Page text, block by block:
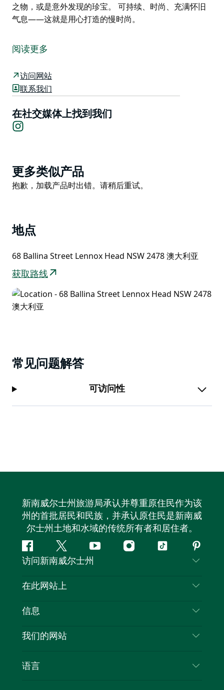
之物，或是意外发现的珍宝。 可持续、时尚、充满怀旧
气息——这就是用心打造的慢时尚。
斯角 (Lennox Head) 的 Thread Softly Vintage 就像一座
宝库，汇集了来自四面八方的精选复古和二手时尚单品。
浏览精心挑选的优质服装、鞋履、包袋和珠宝系列——每
一件单品都因其魅力、个性和隽永的风格而备受青睐。无
论您是在寻找复古的潮流单品、充满历史感的设计师手
袋，还是一件别致的配饰来完善您的造型，您都能找到心
仪之选。
临，与友好的团队洽谈，让他们帮您找到心仪之物，或是
意外发现的珍宝。
阅读更多
访问网站
联系我们
在社交媒体上找到我们
Product
List
更多类似产品
Product
抱歉，加载产品时出错。请稍后重试。
地点
68 Ballina Street Lennox Head NSW 2478 澳大利亚
获取路线
常见问题解答
可访问性
新南威尔士州旅游局承认并尊重原住民作为该
州的首批居民和民族，并承认原住民是新南威
尔士州土地和水域的传统所有者和居住者。
Facebook叽
叽
喳
YouTubeInstagram
抖
访问新南威尔士州
联系我们
隐私
Cookie 通知
在此网站上
目的地
新南威尔士州公路旅行
活动
信息
旅行信息
新南威尔士州的商业
我们的网站
语言